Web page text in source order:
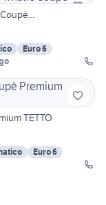
Euro 6
TETTO
Euro 6